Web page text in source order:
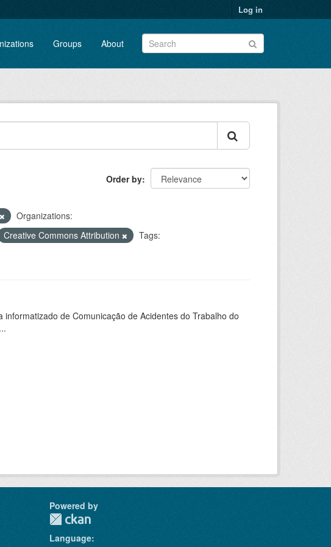
Log in
Groups About
Order by
Organizations:
Creative Commons Attribution
Tags:
de Comunicação de Acidentes do Trabalho do
Powered by
Language